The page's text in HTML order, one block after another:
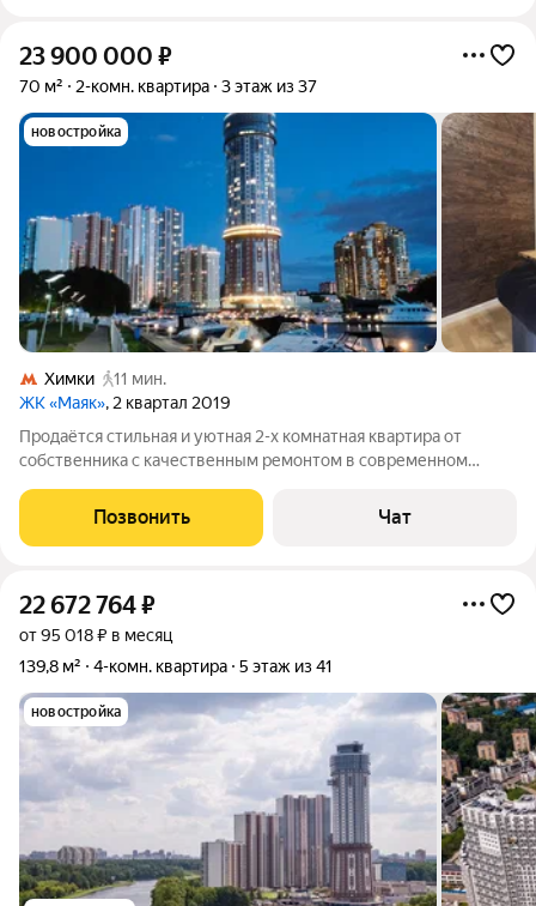
23 900 000 ₽
70 м² 2-комн. квартира 3 этаж из 37
новостройка
Химки
11 мин.
ЖК «Маяк», 2 квартал 2019
Продаётся стильная и уютная 2-х комнатная квартира от
собственника с качественным ремонтом в современном
для комфортной жизни или выгодной инвестиции. Квартира
полностью готова к заселению.
Позвонить Чат
22 672 764₽
от 95 018 ₽ в месяц
139,8 м²
4-комн. квартира 5 этаж из 41
новостройка